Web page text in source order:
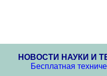
НОВОСТИ НАУКИ И
Бесплатная